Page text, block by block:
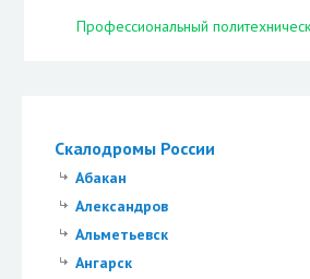
Скалодромы России
Абакан
Александров
Альметьевск
Ангарск
Профессиональный